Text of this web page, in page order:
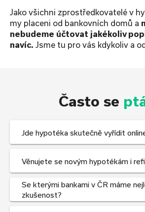
Jako všichni zprostředkovatelé v
my placeni od bankovních domů a
nebudeme účtovat jakékoliv
navíc. Jsme tu pro vás kdykoliv a
Často se
Jde hypotéka skutečně vyřídit
Věnujete se novým hypotékám i
Se kterými bankami v ČR máme
zkušenost?